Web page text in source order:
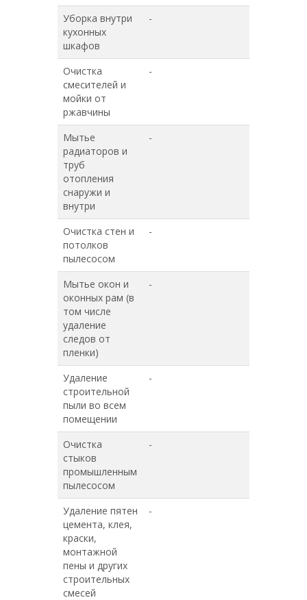
Уборка внутри
кухонных
шкафов
-
Очистка
смесителей и
мойки от
ржавчины
-
Мытье
радиаторов и
труб
отопления
снаружи и
внутри
-
Очистка стен и
потолков
пылесосом
-
Мытье окон и
оконных рам (в
том числе
удаление
следов от
пленки)
-
Удаление
строительной
пыли во всем
помещении
-
Очистка
стыков
промышленным
пылесосом
-
Удаление пятен
цемента, клея,
краски,
монтажной
пены и других
строительных
смесей
-